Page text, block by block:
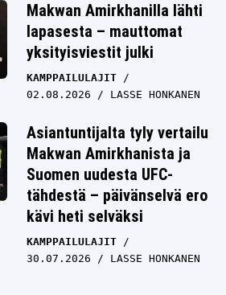
Makwan Amirkhanilla lähti
lapasesta – mauttomat
yksityisviestit julki
KAMPPAILULAJIT
02.08.2026
LASSE HONKANEN
Asiantuntijalta tyly vertailu
Makwan Amirkhanista ja
Suomen uudesta UFC-
tähdestä – päivänselvä ero
kävi heti selväksi
KAMPPAILULAJIT
30.07.2026
LASSE HONKANEN